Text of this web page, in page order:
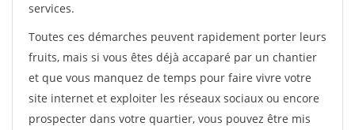
services.
Toutes ces démarches peuvent rapidement porter leurs
fruits, mais si vous êtes déjà accaparé par un chantier
et que vous manquez de temps pour faire vivre votre
site internet et exploiter les réseaux sociaux ou encore
prospecter dans votre quartier, vous pouvez être mis